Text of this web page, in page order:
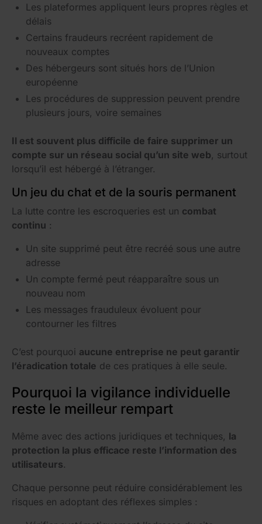
Les plateformes appliquent leurs propres règles et
délais
Certains fraudeurs recréent rapidement de
nouveaux comptes
Des hébergeurs sont situés hors de l’Union
européenne
Les procédures de suppression peuvent prendre
plusieurs jours, voire semaines
Il est souvent plus difficile de faire supprimer un
compte sur un réseau social qu’un site web, surtout
lorsqu’il est hébergé à l’étranger.
Un jeu du chat et de la souris permanent
La lutte contre les escroqueries est un combat
continu :
Un site supprimé peut être recréé sous une autre
adresse
Un compte fermé peut réapparaître sous un
nouveau nom
Les messages frauduleux évoluent pour
contourner les filtres
C’est pourquoi aucune entreprise ne peut garantir
l’éradication totale de ces pratiques à elle seule.
Pourquoi la vigilance individuelle
reste le meilleur rempart
Même avec des actions juridiques et techniques, la
protection la plus efficace reste l’information des
utilisateurs.
Chaque personne peut réduire considérablement les
risques en adoptant des réflexes simples :